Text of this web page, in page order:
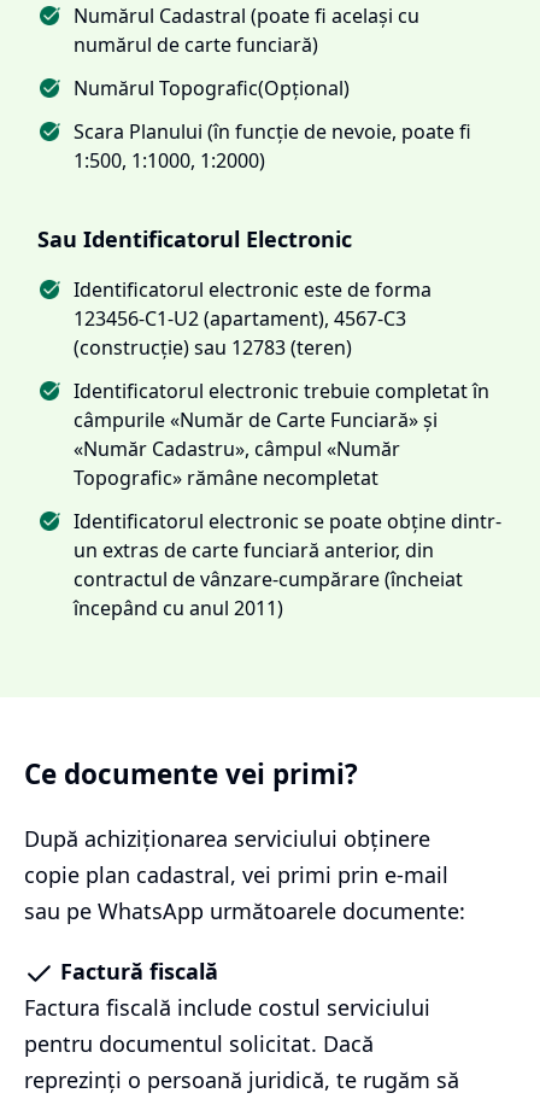
Numărul Cadastral (poate fi același cu
numărul de carte funciară)
Numărul Topografic(Opțional)
Scara Planului (în funcție de nevoie, poate fi
1:500, 1:1000, 1:2000)
Sau Identificatorul Electronic
Identificatorul electronic este de forma
123456-C1-U2 (apartament), 4567-C3
(construcție) sau 12783 (teren)
Identificatorul electronic trebuie completat în
câmpurile «Număr de Carte Funciară» și
«Număr Cadastru», câmpul «Număr
Topografic» rămâne necompletat
Identificatorul electronic se poate obține dintr-
un extras de carte funciară anterior, din
contractul de vânzare-cumpărare (încheiat
începând cu anul 2011)
Ce documente vei primi?
După achiziționarea serviciului obținere
copie plan cadastral, vei primi prin e-mail
sau pe WhatsApp următoarele documente:
Factură fiscală
Factura fiscală include costul serviciului
pentru documentul solicitat. Dacă
reprezinți o persoană juridică, te rugăm să